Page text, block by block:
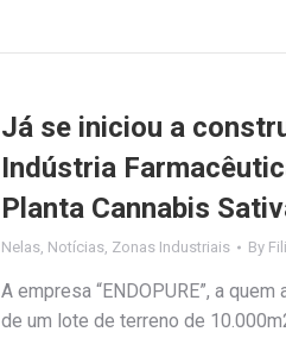
Já se iniciou a
Indústria
Planta Cannabis
Nelas, Notícias, Zonas Industriais By
A empresa “ENDOPURE”, a
de um lote de terreno de